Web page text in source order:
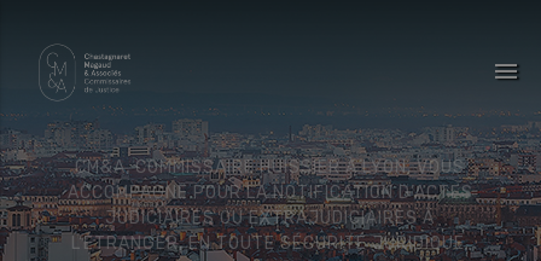
menu
CM&A, COMMISSAIRE HUISSIER À LYON, VOUS
ACCOMPAGNE POUR LA NOTIFICATION D’ACTES
JUDICIAIRES OU EXTRAJUDICIAIRES À
L’ÉTRANGER, EN TOUTE SÉCURITÉ JURIDIQUE.